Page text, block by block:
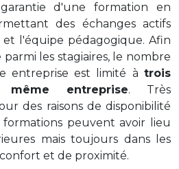
d'une formation en
des échanges actifs
l'équipe pédagogique. Afin
les stagiaires, le nombre
entreprise est limité à trois
même entreprise. Très
des raisons de disponibilité
formations peuvent avoir lieu
mais toujours dans les
et de proximité.